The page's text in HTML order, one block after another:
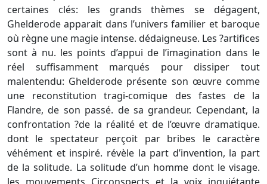
certaines clés: les grands thèmes se dégagent,
Ghelderode apparait dans l’univers familier et baroque
où règne une magie intense. dédaigneuse. Les ?artifices
sont à nu. les points d’appui de l’imagination dans le
réel suffisamment marqués pour dissiper tout
malentendu: Ghelderode présente son œuvre comme
une reconstitution tragi-comique des fastes de la
Flandre, de son passé. de sa grandeur. Cependant, la
confrontation ?de la réalité et de l’œuvre dramatique.
dont le spectateur perçoit par bribes le caractère
véhément et inspiré. révèle la part d’invention, la part
de la solitude. La solitude d’un homme dont le visage.